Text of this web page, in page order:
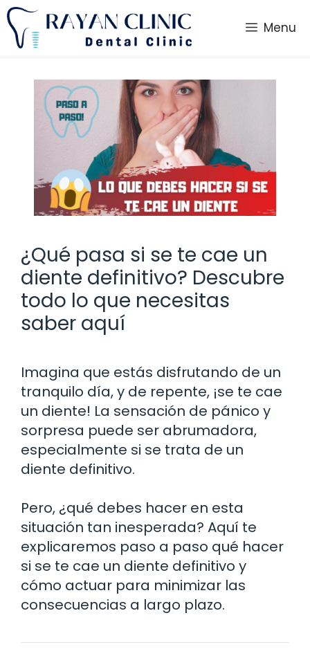
Saltar
al
contenido
Menu
¿Qué pasa si se te cae un
diente definitivo? Descubre
todo lo que necesitas
saber aquí
Imagina que estás disfrutando de un
tranquilo día, y de repente, ¡se te cae
un diente! La sensación de pánico y
sorpresa puede ser abrumadora,
especialmente si se trata de un
diente definitivo.
Pero, ¿qué debes hacer en esta
situación tan inesperada? Aquí te
explicaremos paso a paso qué hacer
si se te cae un diente definitivo y
cómo actuar para minimizar las
consecuencias a largo plazo.